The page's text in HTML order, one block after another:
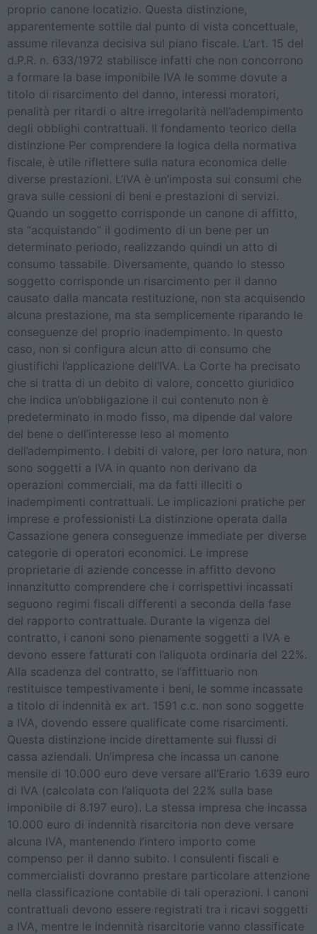
proprio canone locatizio. Questa distinzione,
apparentemente sottile dal punto di vista concettuale,
assume rilevanza decisiva sul piano fiscale. L’art. 15 del
d.P.R. n. 633/1972 stabilisce infatti che non concorrono
a formare la base imponibile IVA le somme dovute a
titolo di risarcimento del danno, interessi moratori,
penalità per ritardi o altre irregolarità nell’adempimento
degli obblighi contrattuali. Il fondamento teorico della
distinzione Per comprendere la logica della normativa
fiscale, è utile riflettere sulla natura economica delle
diverse prestazioni. L’IVA è un’imposta sui consumi che
grava sulle cessioni di beni e prestazioni di servizi.
Quando un soggetto corrisponde un canone di affitto,
sta “acquistando” il godimento di un bene per un
determinato periodo, realizzando quindi un atto di
consumo tassabile. Diversamente, quando lo stesso
soggetto corrisponde un risarcimento per il danno
causato dalla mancata restituzione, non sta acquisendo
alcuna prestazione, ma sta semplicemente riparando le
conseguenze del proprio inadempimento. In questo
caso, non si configura alcun atto di consumo che
giustifichi l’applicazione dell’IVA. La Corte ha precisato
che si tratta di un debito di valore, concetto giuridico
che indica un’obbligazione il cui contenuto non è
predeterminato in modo fisso, ma dipende dal valore
del bene o dell’interesse leso al momento
dell’adempimento. I debiti di valore, per loro natura, non
sono soggetti a IVA in quanto non derivano da
operazioni commerciali, ma da fatti illeciti o
inadempimenti contrattuali. Le implicazioni pratiche per
imprese e professionisti La distinzione operata dalla
Cassazione genera conseguenze immediate per diverse
categorie di operatori economici. Le imprese
proprietarie di aziende concesse in affitto devono
innanzitutto comprendere che i corrispettivi incassati
seguono regimi fiscali differenti a seconda della fase
del rapporto contrattuale. Durante la vigenza del
contratto, i canoni sono pienamente soggetti a IVA e
devono essere fatturati con l’aliquota ordinaria del 22%.
Alla scadenza del contratto, se l’affittuario non
restituisce tempestivamente i beni, le somme incassate
a titolo di indennità ex art. 1591 c.c. non sono soggette
a IVA, dovendo essere qualificate come risarcimenti.
Questa distinzione incide direttamente sui flussi di
cassa aziendali. Un’impresa che incassa un canone
mensile di 10.000 euro deve versare all’Erario 1.639 euro
di IVA (calcolata con l’aliquota del 22% sulla base
imponibile di 8.197 euro). La stessa impresa che incassa
10.000 euro di indennità risarcitoria non deve versare
alcuna IVA, mantenendo l’intero importo come
compenso per il danno subito. I consulenti fiscali e
commercialisti dovranno prestare particolare attenzione
nella classificazione contabile di tali operazioni. I canoni
contrattuali devono essere registrati tra i ricavi soggetti
a IVA, mentre le indennità risarcitorie vanno classificate